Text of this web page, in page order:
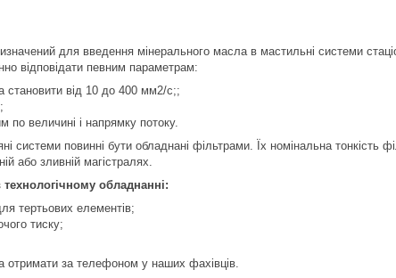
для введення мінерального масла в мастильні системи
відповідати певним параметрам:
становити від 10 до 400 мм2/с;;
по величині і напрямку потоку.
системи повинні бути обладнані фільтрами. Їх номінальна тонкість
або зливній магістралях.
обладнанні:
тертьових елементів;
тиску;
за телефоном у наших фахівців.